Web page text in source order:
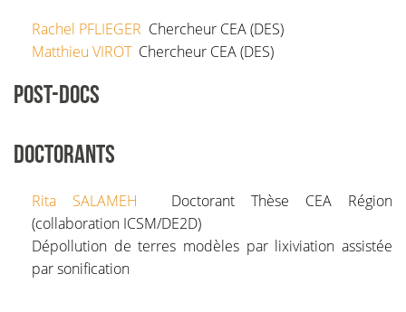
Rachel PFLIEGER Chercheur CEA (DES)
Matthieu VIROT Chercheur CEA (DES)
POST-DOCS
DOCTORANTS
Rita SALAMEH
Doctorant Thèse CEA Région
(collaboration ICSM/DE2D)
Dépollution de terres modèles par lixiviation assistée
par sonification